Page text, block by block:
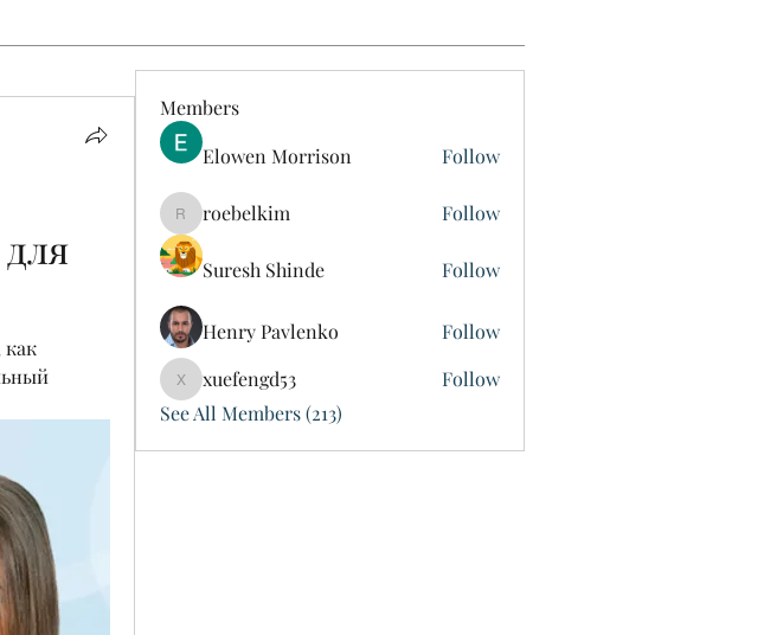
как
Members
Elowen Morrison
Follow
roebelkim
roebelkim Follow
Suresh Shinde Follow
Henry Pavlenko Follow
xuefengd53
xuefengd53
Follow
See All Members (213)